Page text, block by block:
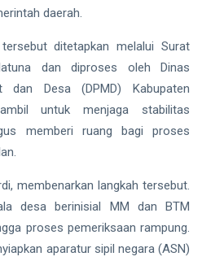
daerah.
ditetapkan melalui Surat
dan diproses oleh Dinas
dan Desa (DPMD) Kabupaten
untuk menjaga stabilitas
memberi ruang bagi proses
membenarkan langkah tersebut.
desa berinisial MM dan BTM
proses pemeriksaan rampung.
aparatur sipil negara (ASN)